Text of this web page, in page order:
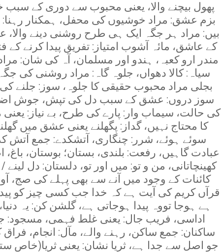
پھول بیچنے والا، یعنی محبوب سے دوری کے سبب
بزم عشق: مراد خوشیوں کی محفل، ہمکنار رہنا:
بیں: مراد ہر جگہ ایک ہی طرح روشنی دینے والا،
کے عاشق، مائہ آشوب امتیاز: تفریق پیدا کرنے کے
مندر ارو کعبہ، ہندو اور مسلمان، آہ کی شان:
سیاہ: کالا دھواں، جلوہ گاہ: مراد روشنی کی
بجلی مراد محبوب حقیقی کا جلوہ، سوز: جلنے کی
سوز دروں: عشق کے سبب دل کی تپش، جوش
کی حالت، سیماب وار: پارے کی طرح، بے نیاز:
کا محتاج نہیں، گداز: پگھلنے یعنی عشق میں
سوئے ہوئے، شرر: چنگاری، آتشکدے: جمع آتش
عبادت گاہیں، رفعت: بلندی، بستان؛ بوستان،
کھینچاتانی، من و تو: میں اور تو، دلستان: دل لینے
کائنات کے وجود میں آنے سے بھی پہلے کی صج،
قرآں کریم کی آیت ہے کہ خدا جب کسی چیز کو پیدا
ہے ہوجا تووہ پیدا ہوجاتی ہے، گلشن کن: یہ
اداسی، فریب جال: یعنی غلط فہمی، مسجود:
ساکنان: جمع ساکن، رہنے والے، مآل: انجام،
جو اصل سے جدا ہے، ثریا نشان: یعنی ثریا(خاص